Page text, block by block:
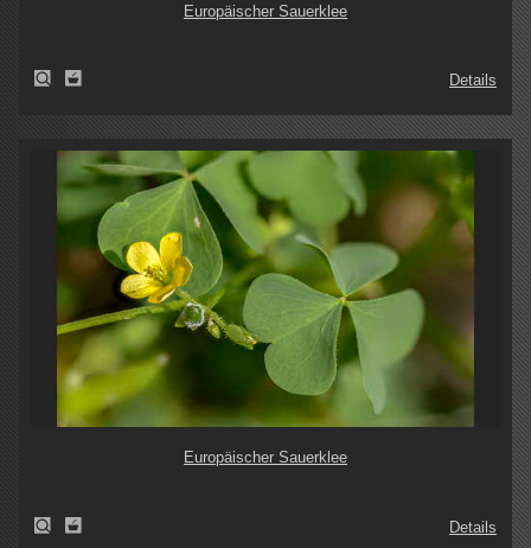
Europäischer Sauerklee
Details
Europäischer Sauerklee
Details